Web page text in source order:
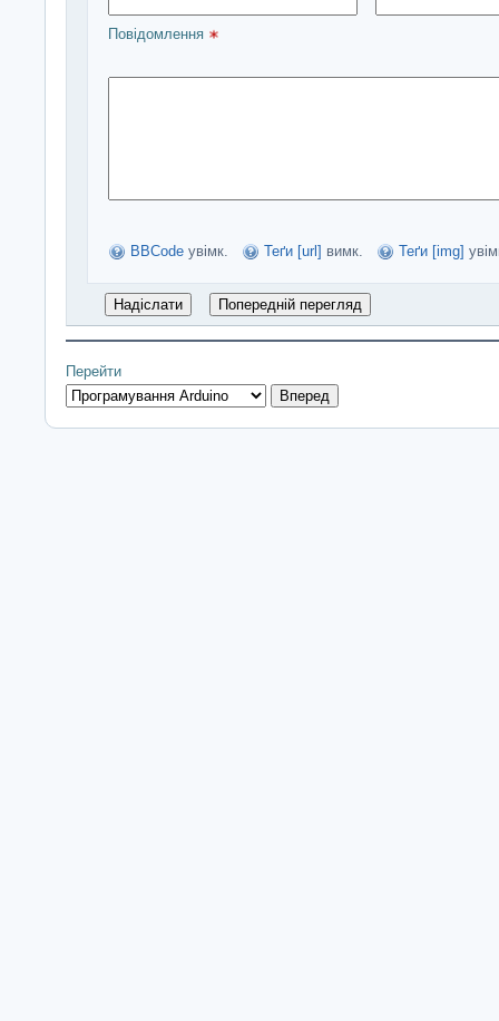
Повідомлення
BBCode увімк. Теґи [url] вимк. Теґи [img]
Перейти